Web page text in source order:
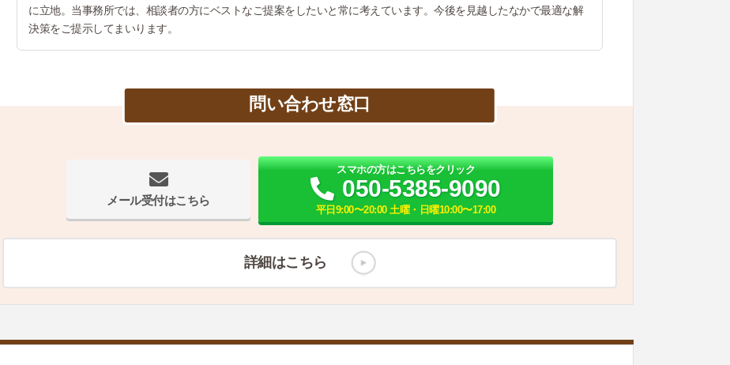
に立地。当事務所では、相談者の方にベストなご提案をしたいと常に考えています。今後を見越したなかで最適な解
決策をご提示してまいります。
問い合わせ窓口
メール受付はこちら
スマホの方はこちらをクリック
050-5385-9090
平日9:00〜20:00 土曜・日曜10:00〜17:00
詳細はこちら